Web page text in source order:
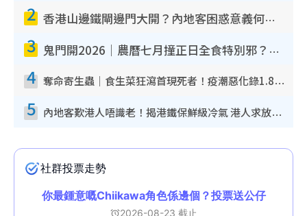
2 香港山邊鐵閘邊門大開？內地客困惑意義何在！網民神回覆：呢種叫法理性防禦
3 鬼門開2026｜農曆七月撞正日全食特別邪？專家警告切忌做一事！揭4大禁忌+2招保平安
4 奪命寄生蟲｜食生菜狂瀉首現死者！疫潮惡化錄1.8萬宗病例 揭洗菜3大謬誤
5 內地客歎港人唔識老！揭港鐵保鮮級冷氣 港人求放過：咪投訴